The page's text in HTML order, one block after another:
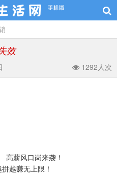
效
1292人次
高薪风口岗来袭！
越赚无上限！